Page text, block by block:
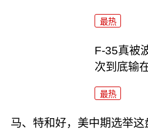
最热
F-35真被
次到底输
最热
马、特和好，美中期选举这